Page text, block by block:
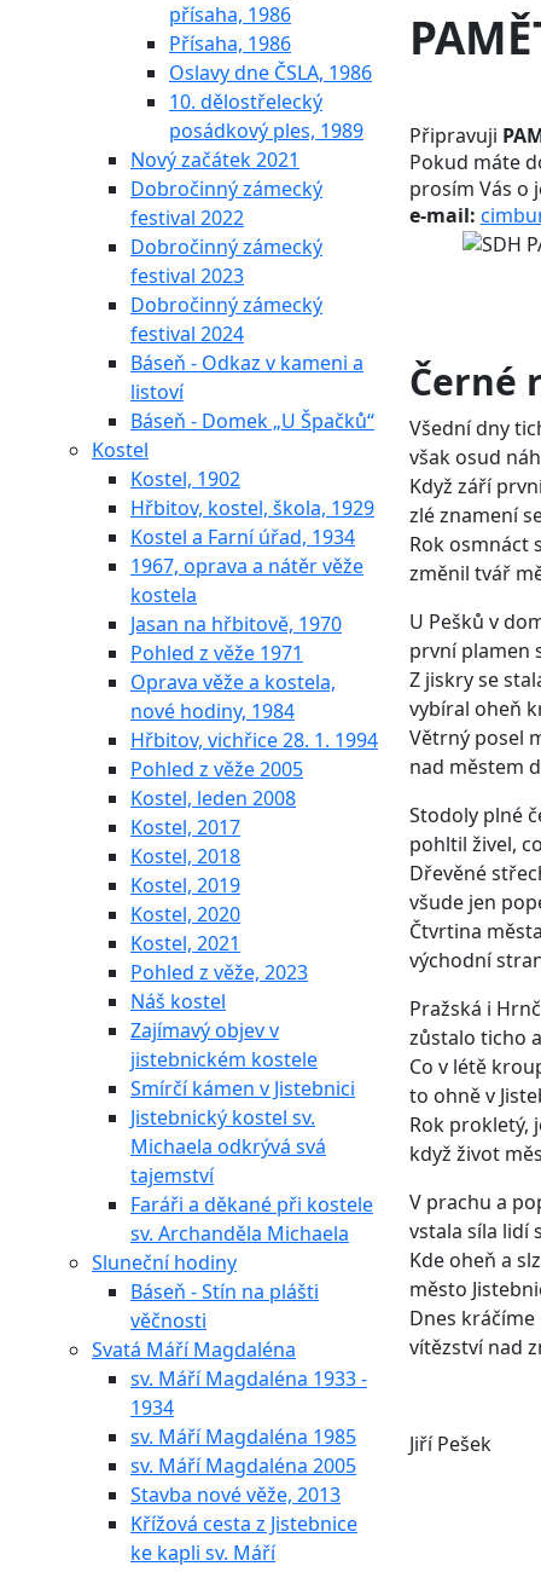
Připravuji
Pokud máte
prosím Vás o
e-mail:
Černé
Všední dny
však osud
Když září
zlé znamení
Rok osmnáct
změnil tvář
U Pešků v
první plamen
Z jiskry se
vybíral oheň
Větrný posel
nad městem
Stodoly plné
pohltil živel,
Dřevěné
všude jen
Čtvrtina
východní
Pražská i
zůstalo ticho
Co v létě
to ohně v
Rok prokletý,
když život
V prachu a
vstala síla lidí
Kde oheň a
město
Dnes
vítězství nad
Jiří Pešek
přísaha, 1986
Přísaha, 1986
Oslavy dne ČSLA, 1986
10. dělostřelecký
posádkový ples, 1989
Nový začátek 2021
Dobročinný zámecký
festival 2022
Dobročinný zámecký
festival 2023
Dobročinný zámecký
festival 2024
Báseň - Odkaz v kameni a
listoví
Báseň - Domek „U Špačků“
Kostel
Kostel, 1902
Hřbitov, kostel, škola, 1929
Kostel a Farní úřad, 1934
1967, oprava a nátěr věže
kostela
Jasan na hřbitově, 1970
Pohled z věže 1971
Oprava věže a kostela,
nové hodiny, 1984
Hřbitov, vichřice 28. 1. 1994
Pohled z věže 2005
Kostel, leden 2008
Kostel, 2017
Kostel, 2018
Kostel, 2019
Kostel, 2020
Kostel, 2021
Pohled z věže, 2023
Náš kostel
Zajímavý objev v
jistebnickém kostele
Smírčí kámen v Jistebnici
Jistebnický kostel sv.
Michaela odkrývá svá
tajemství
Faráři a děkané při kostele
sv. Archanděla Michaela
Sluneční hodiny
Báseň - Stín na plášti
věčnosti
Svatá Máří Magdaléna
sv. Máří Magdaléna 1933 -
1934
sv. Máří Magdaléna 1985
sv. Máří Magdaléna 2005
Stavba nové věže, 2013
Křížová cesta z Jistebnice
ke kapli sv. Máří